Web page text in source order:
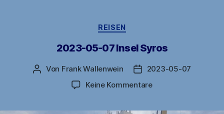
Kategorien
REISEN
2023-05-07 Insel Syros
Beitragsautor
Von Frank Wallenwein Veröffentlichungsdatum
2023-05-07
Keine Kommentarezu